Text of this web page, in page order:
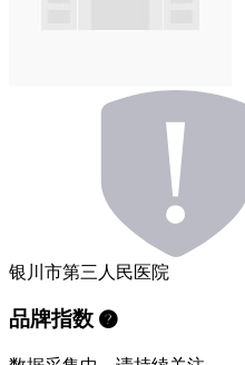
银川市第三人民医院
品牌指数